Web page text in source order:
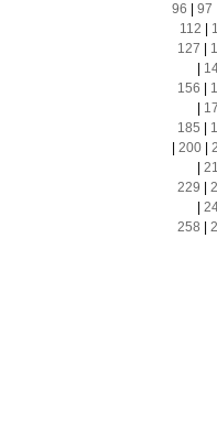
96
97
112
127
156
185
200|
229
258